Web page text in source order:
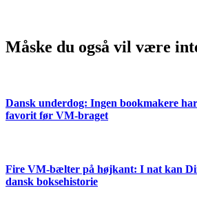
Måske du også vil være
Dansk underdog: Ingen bookmakere
favorit før VM-braget
Fire VM-bælter på højkant: I nat kan
dansk boksehistorie